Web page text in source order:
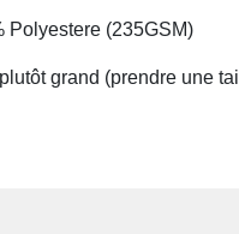
Polyestere (235GSM)
grand (prendre une